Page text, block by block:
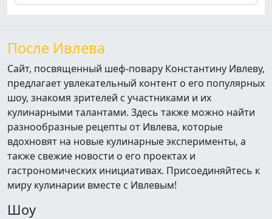
После Ивлева
Сайт, посвященный шеф-повару Константину Ивлеву,
предлагает увлекательный контент о его популярных
шоу, знакомя зрителей с участниками и их
кулинарными талантами. Здесь также можно найти
разнообразные рецепты от Ивлева, которые
вдохновят на новые кулинарные эксперименты, а
также свежие новости о его проектах и
гастрономических инициативах. Присоединяйтесь к
миру кулинарии вместе с Ивлевым!
Шоу